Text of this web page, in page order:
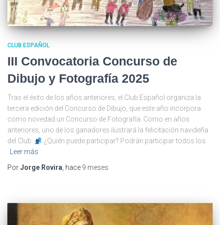
CLUB ESPAÑOL
III Convocatoria Concurso de
Dibujo y Fotografía 2025
Tras el éxito de los años anteriores, el Club Español organiza la
tercera edición del Concurso de Dibujo, que este año incorpora
como novedad un Concurso de Fotografía. Como en años
anteriores, uno de los ganadores ilustrará la felicitación navideña
del Club.
¿Quién puede participar? Podrán participar todos los
Leer más
PorJorge Rovira, hace 9 meses